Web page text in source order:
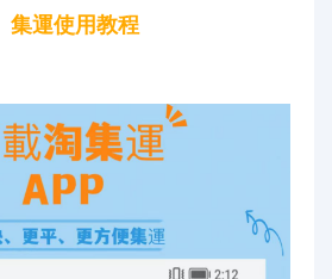
集運使用教程